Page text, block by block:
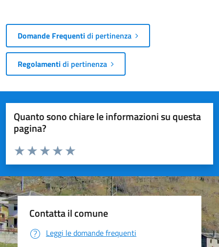
Domande Frequentidi pertinenza
Regolamentidi pertinenza
Quanto sono chiare le informazioni su questa
pagina?
Valuta da 1 a 5 stelle la pagina
Valuta 5 stelle su 5
Valuta 4 stelle su 5
Valuta 3 stelle su 5
Valuta 2 stelle su 5
Valuta 1 stelle su 5
Contatta il comune
Leggi le domande frequenti